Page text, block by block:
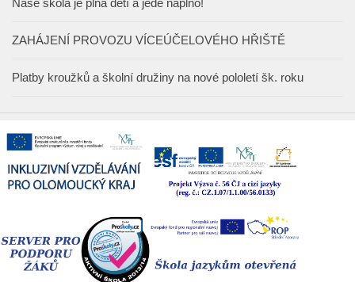
Naše škola je plná dětí a jede naplno!
ZAHÁJENÍ PROVOZU VÍCEÚČELOVÉHO HŘIŠTĚ
Platby kroužků a školní družiny na nové pololetí šk. roku